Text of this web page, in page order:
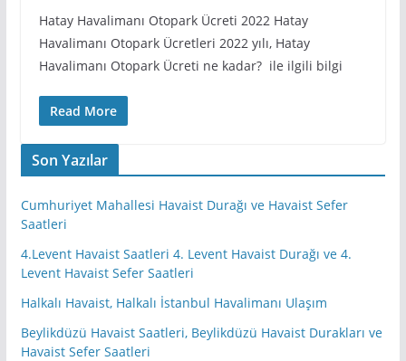
Hatay Havalimanı Otopark Ücreti 2022 Hatay
Havalimanı Otopark Ücretleri 2022 yılı, Hatay
Havalimanı Otopark Ücreti ne kadar? ile ilgili bilgi
Read More
Son Yazılar
Cumhuriyet Mahallesi Havaist Durağı ve Havaist Sefer
Saatleri
4.Levent Havaist Saatleri 4. Levent Havaist Durağı ve 4.
Levent Havaist Sefer Saatleri
Halkalı Havaist, Halkalı İstanbul Havalimanı Ulaşım
Beylikdüzü Havaist Saatleri, Beylikdüzü Havaist Durakları ve
Havaist Sefer Saatleri